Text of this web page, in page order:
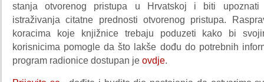
stanja otvorenog pristupa u Hrvatskoj i biti upoznati
istraživanja citatne prednosti otvorenog pristupa.
koracima koje knjižnice trebaju poduzeti kako bi
korisnicima pomogle da što lakše dođu do potrebnih
program radionice dostupan je ovdje.